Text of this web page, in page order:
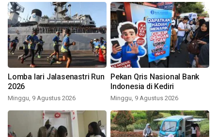
Lomba lari Jalasenastri Run
2026
Minggu, 9 Agustus 2026
Pekan Qris Nasional Bank
Indonesia di Kediri
Minggu, 9 Agustus 2026